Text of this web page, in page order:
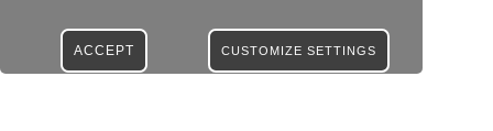
CUSTOMIZE SETTINGS
ACCEPT